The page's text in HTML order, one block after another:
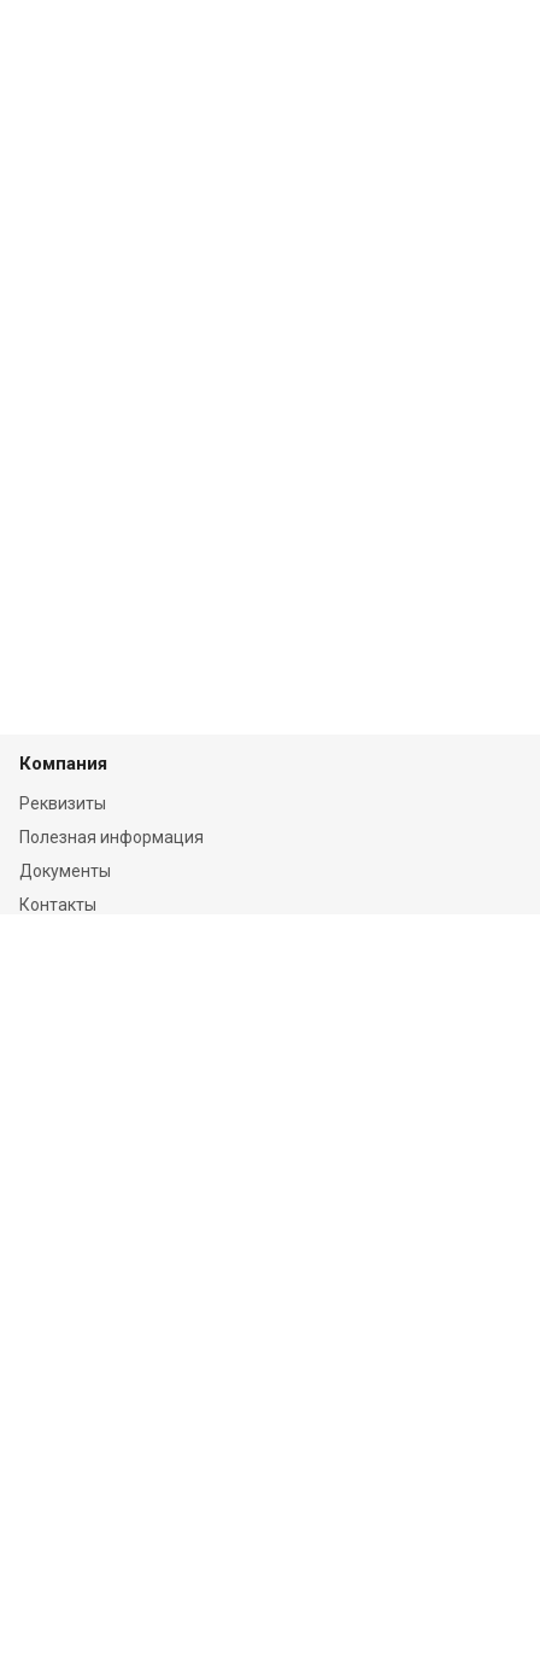
Компания
Реквизиты
Полезная информация
Документы
Контакты